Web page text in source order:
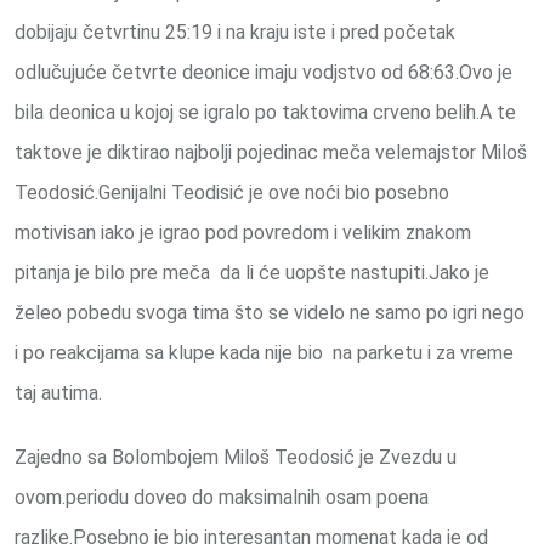
dobijaju četvrtinu 25:19 i na kraju iste i pred početak
odlučujuće četvrte deonice imaju vodjstvo od 68:63.Ovo je
bila deonica u kojoj se igralo po taktovima crveno belih.A te
taktove je diktirao najbolji pojedinac meča velemajstor Miloš
Teodosić.Genijalni Teodisić je ove noći bio posebno
motivisan iako je igrao pod povredom i velikim znakom
pitanja je bilo pre meča da li će uopšte nastupiti.Jako je
želeo pobedu svoga tima što se videlo ne samo po igri nego
i po reakcijama sa klupe kada nije bio na parketu i za vreme
taj autima.
Zajedno sa Bolombojem Miloš Teodosić je Zvezdu u
ovom.periodu doveo do maksimalnih osam poena
razlike.Posebno je bio interesantan momenat kada je od